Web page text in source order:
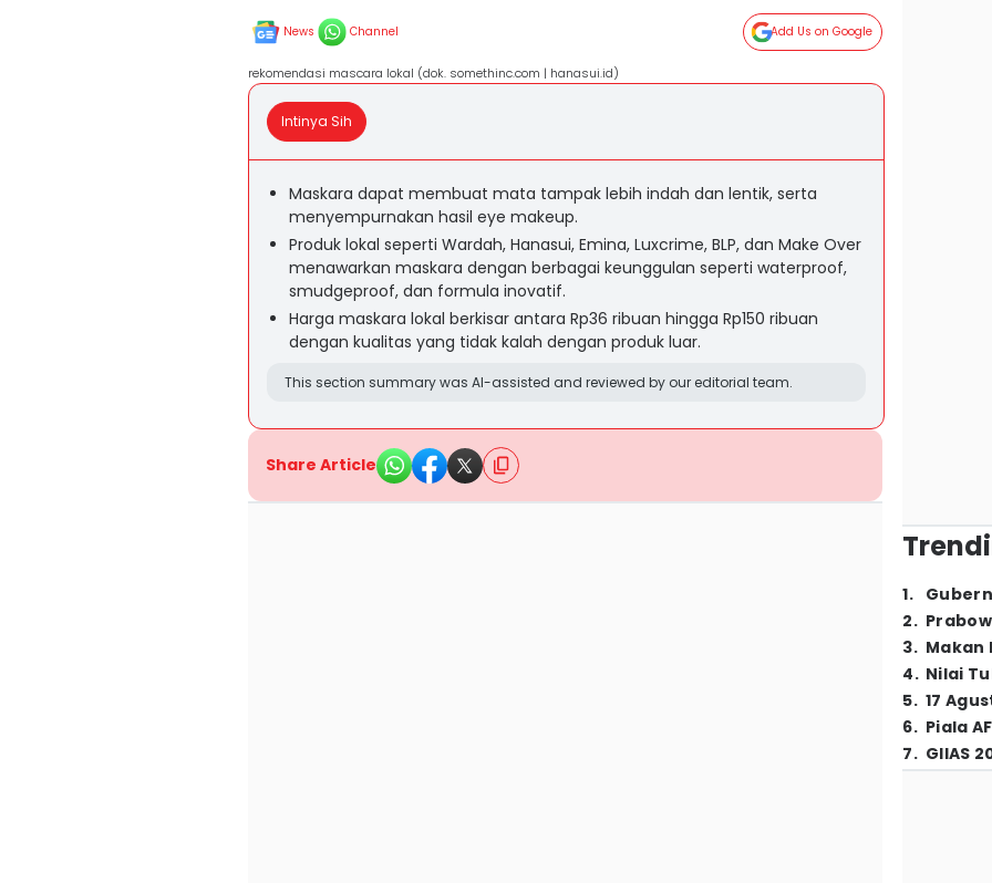
News Channel Add Us on Google
rekomendasi mascara lokal (dok. somethinc.com | hanasui.id)
Intinya Sih
Maskara dapat membuat mata tampak lebih indah dan lentik, serta
menyempurnakan hasil eye makeup.
Produk lokal seperti Wardah, Hanasui, Emina, Luxcrime, BLP, dan Make Over
menawarkan maskara dengan berbagai keunggulan seperti waterproof,
smudgeproof, dan formula inovatif.
Harga maskara lokal berkisar antara Rp36 ribuan hingga Rp150 ribuan
dengan kualitas yang tidak kalah dengan produk luar.
This section summary was AI-assisted and reviewed by our editorial team.
Share Article
1.
2.
3. Makan
4. Nilai
5. 17
6. Piala
7. GIIAS